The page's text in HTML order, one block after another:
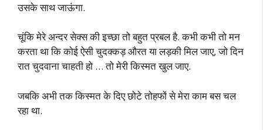
उसके साथ जाऊंगा.
चूंकि मेरे अन्दर सेक्स की इच्छा तो बहुत प्रबल है. कभी कभी तो मन
करता था कि कोई ऐसी चुदक्कड़ औरत या लड़की मिल जाए, जो दिन
रात चुदवाना चाहती हो … तो मेरी किस्मत खुल जाए.
जबकि अभी तक किस्मत के दिए छोटे तोहफों से मेरा काम बस चल
रहा था.